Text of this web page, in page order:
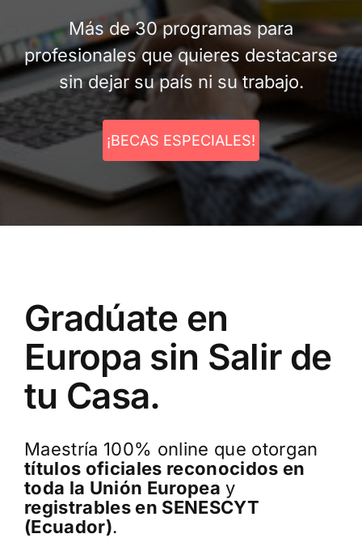
Más de 30 programas para
profesionales que quieres destacarse
sin dejar su país ni su trabajo.
¡BECAS ESPECIALES!
Gradúate en
Europa sin Salir de
tu Casa.
Maestría 100% online que otorgan
títulos oficiales reconocidos en
toda la Unión Europea y
registrables en SENESCYT
(Ecuador).